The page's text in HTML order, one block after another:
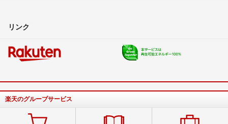
リンク
楽天のグループサービス